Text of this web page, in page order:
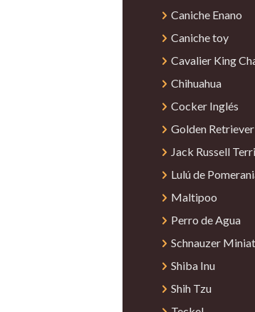
Caniche Enano
Caniche toy
Cavalier King
Chihuahua
Cocker Inglés
Golden Retriever
Jack Russell
Lulú de
Maltipoo
Perro de Agua
Schnauzer
Shiba Inu
Shih Tzu